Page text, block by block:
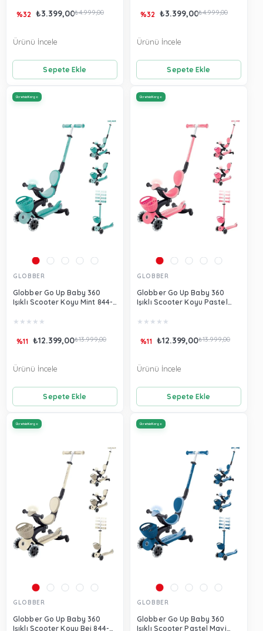
₺3.399,00₺4.999,00
%32
Sepete Ekle
Ürünü İncele
₺3.399,00₺4.999,00
%32
Sepete Ekle
Ürünü İncele
GLOBBER
Globber Go Up Baby 360
Işıklı Scooter Koyu Mint 844-
★ ★ ★ ★ ★
₺12.399,00₺13.999,00
%11
Sepete Ekle
Ürünü İncele
Ücretsiz Kargo
GLOBBER
Globber Go Up Baby 360
Işıklı Scooter Koyu Pastel
★ ★ ★ ★ ★
₺12.399,00₺13.999,00
%11
Sepete Ekle
Ürünü İncele
Ücretsiz Kargo
GLOBBER
Globber Go Up Baby 360
Işıklı Scooter Koyu Bej 844-
Ücretsiz Kargo
GLOBBER
Globber Go Up Baby 360
Işıklı Scooter Pastel Mavi
Ücretsiz Kargo